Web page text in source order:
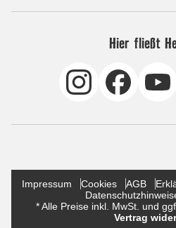
Hier fließt
Impressum Cookies AGB
* Alle Preise inkl. MwSt. und
Vertrag